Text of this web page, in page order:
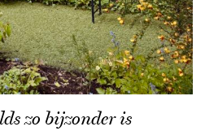
zo bijzonder is